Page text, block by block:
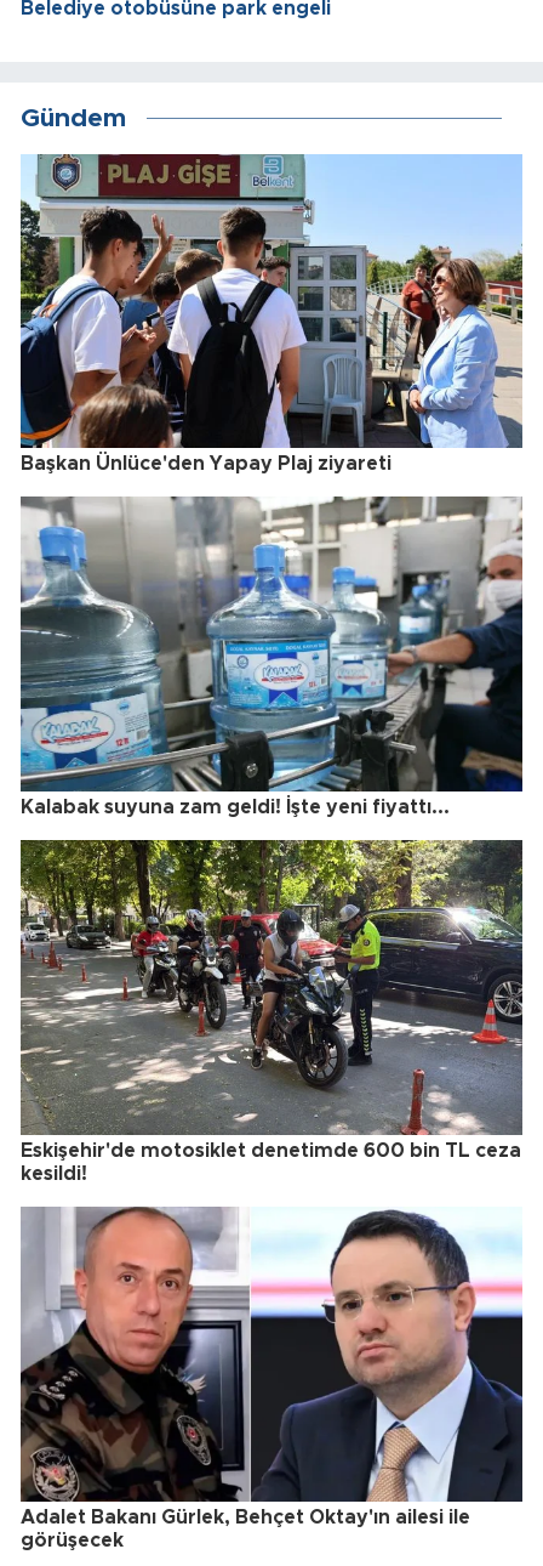
Belediye otobüsüne park engeli
Gündem
Başkan Ünlüce'den Yapay Plaj ziyareti
Kalabak suyuna zam geldi! İşte yeni fiyattı...
Eskişehir'de motosiklet denetimde 600 bin TL ceza
kesildi!
Adalet Bakanı Gürlek, Behçet Oktay'ın ailesi ile
görüşecek